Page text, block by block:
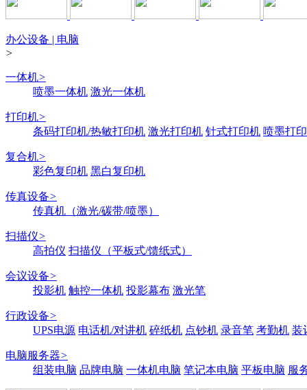
办公设备 | 电脑
>
一体机>
喷墨一体机 激光一体机
打印机>
条码打印机/热敏打印机 激光打印机 针式打印机 喷墨打
复合机>
彩色复印机 黑白复印机
传真设备>
传真机（激光/碳带/喷墨）
扫描仪>
高拍仪 扫描仪（平板式/馈纸式）
会议设备>
投影机 触控一体机 投影幕布 激光笔
行政设备>
UPS电源 电话机/对讲机 碎纸机 点钞机 录音笔 考勤机 装
电脑服务器>
组装电脑 品牌电脑 一体机电脑 笔记本电脑 平板电脑 服